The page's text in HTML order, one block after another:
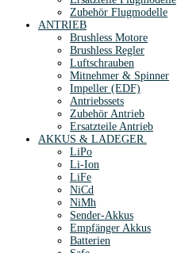
Zubehör Flugmodelle
ANTRIEB
Brushless Motore
Brushless Regler
Luftschrauben
Mitnehmer & Spinner
Impeller (EDF)
Antriebssets
Zubehör Antrieb
Ersatzteile Antrieb
AKKUS & LADEGER.
LiPo
Li-Ion
LiFe
NiCd
NiMh
Sender-Akkus
Empfänger Akkus
Batterien